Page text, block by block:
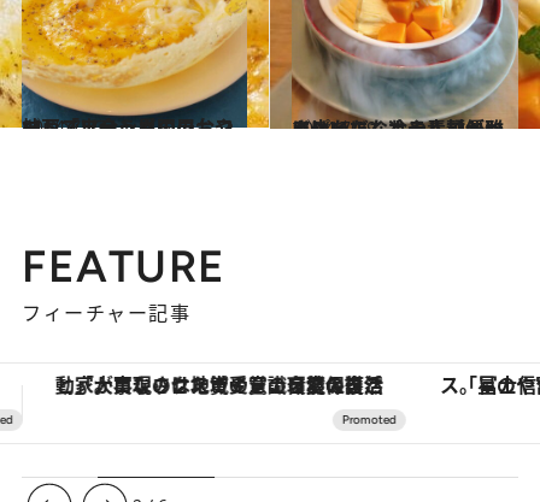
2014.7.27
神戸で出会う異国のおやつ スリランカの屋台フード「アーッパ」
グルメ 2014.7.29
キレイになれる素材がいっぱい！ ホテルで優雅にいただく冷やし麺とかき氷
グルメ
FEATURE
フィーチャー記事
「星のや富士」でデジタルデトックス。冨士信仰の歴史を辿り、心身を調える。 ヴァシュロン・コンスタンタ